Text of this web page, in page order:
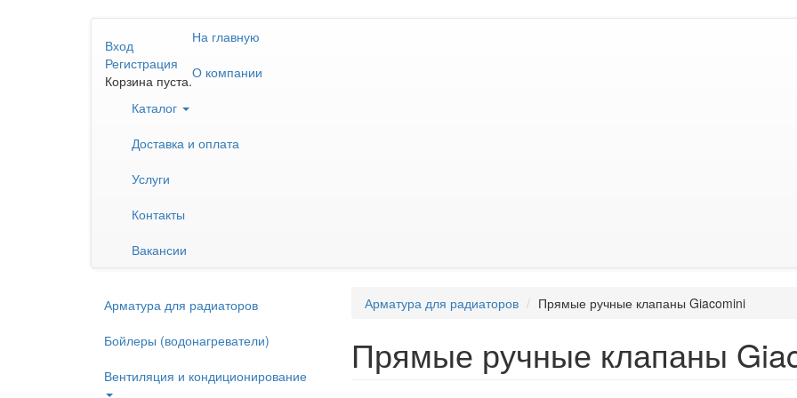
Вход
Регистрация
Корзина пуста.
На главную
О компании
Каталог
Доставка и оплата
Услуги
Контакты
Вакансии
Арматура для радиаторов
Бойлеры (водонагреватели)
Вентиляция и кондиционирование
Арматура для радиаторов Прямые ручные клапаны Giacomini
Прямые ручные клапаны